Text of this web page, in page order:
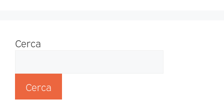
Cerca
Cerca